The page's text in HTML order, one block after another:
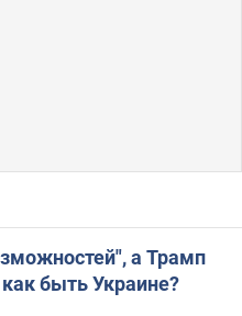
а Трамп
быть Украине?